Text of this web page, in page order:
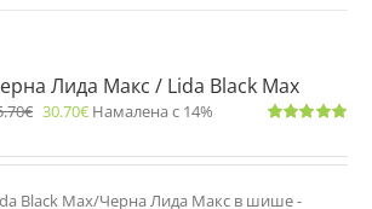
Лида Макс / Lida Black Max
€ 30.70€ Намалена с 14%
Black Max/Черна Лида Макс в шише -